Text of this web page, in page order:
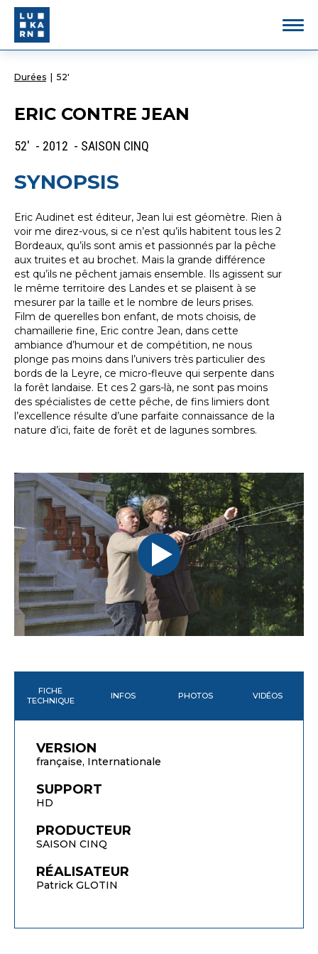
Durées 52'
ERIC CONTRE JEAN
52' - 2012 - SAISON CINQ
SYNOPSIS
Eric Audinet est éditeur, Jean lui est géomètre. Rien à
voir me direz-vous, si ce n’est qu’ils habitent tous les 2
Bordeaux, qu’ils sont amis et passionnés par la pêche
aux truites et au brochet. Mais la grande différence
est qu’ils ne pêchent jamais ensemble. Ils agissent sur
le même territoire des Landes et se plaisent à se
mesurer par la taille et le nombre de leurs prises.
Film de querelles bon enfant, de mots choisis, de
chamaillerie fine, Eric contre Jean, dans cette
ambiance d’humour et de compétition, ne nous
plonge pas moins dans l’univers très particulier des
bords de la Leyre, ce micro-fleuve qui serpente dans
la forêt landaise. Et ces 2 gars-là, ne sont pas moins
des spécialistes de cette pêche, de fins limiers dont
l’excellence résulte d’une parfaite connaissance de la
nature d’ici, faite de forêt et de lagunes sombres.
FICHE
TECHNIQUE
INFOS PHOTOS VIDÉOS
VERSION
française, Internationale
SUPPORT
HD
PRODUCTEUR
SAISON CINQ
RÉALISATEUR
Patrick GLOTIN